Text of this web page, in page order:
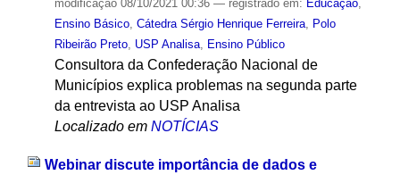
modificação08/10/2021 00:36 — registrado em: Educação,
Ensino Básico, Cátedra Sérgio Henrique Ferreira,
Polo
Ribeirão Preto, USP Analisa, Ensino Público
Consultora da Confederação Nacional de
Municípios explica problemas na segunda parte
da entrevista ao USP Analisa
Localizado em NOTÍCIAS
Webinar discute importância de dados e